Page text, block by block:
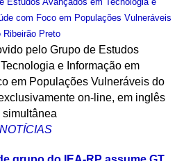
com Foco em Populações Vulneráveis
Ribeirão Preto
pelo Grupo de Estudos
e Informação em
em Populações Vulneráveis do
on-line, em inglês
simultânea
NOTÍCIAS